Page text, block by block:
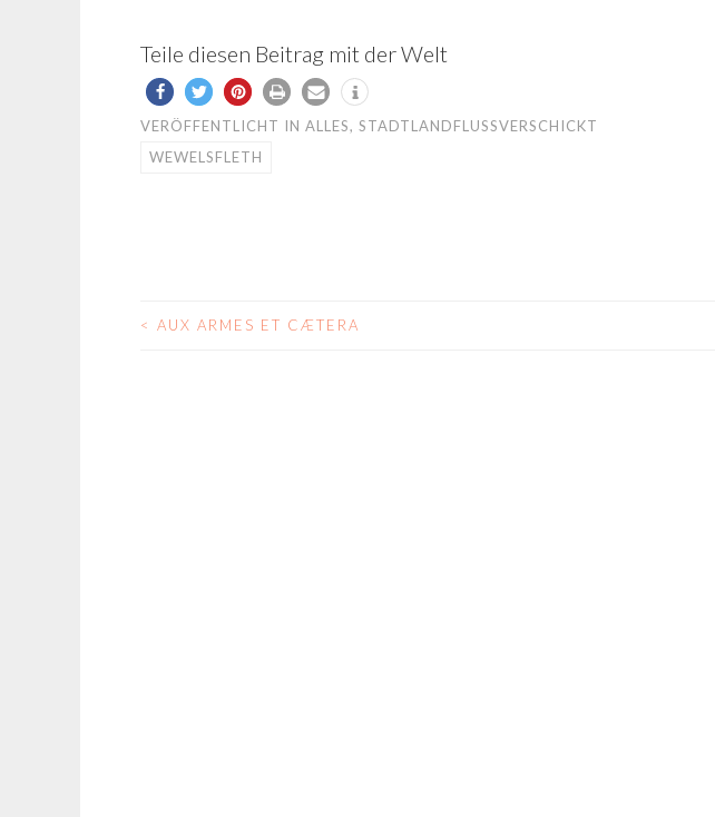
Teile diesen Beitrag mit der Welt
VERÖFFENTLICHT IN ALLES, STADTLANDFLUSSVERSCHICKT
WEWELSFLETH
BEITRAGS-
< AUX ARMES ET CÆTERA